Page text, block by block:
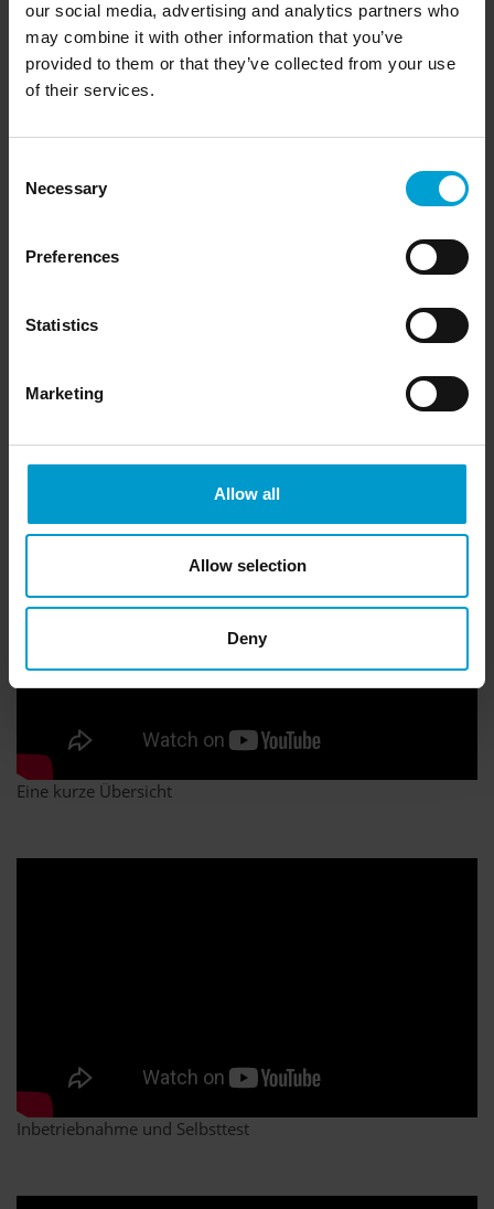
our social media, advertising and analytics partners who
may combine it with other information that you’ve
provided to them or that they’ve collected from your use
of their services.
Selection
Necessary
Preferences
Statistics
Marketing
Allow all
Allow selection
Deny
» Produktbroschüre G999 (PDF)
» Kurzanleitung G999 mit Pumpe (PDF)
Eine kurze Übersicht
Inbetriebnahme und Selbsttest